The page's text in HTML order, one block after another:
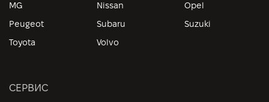
MG
Nissan
Opel
Peugeot
Subaru
Suzuki
Toyota
Volvo
СЕРВИС